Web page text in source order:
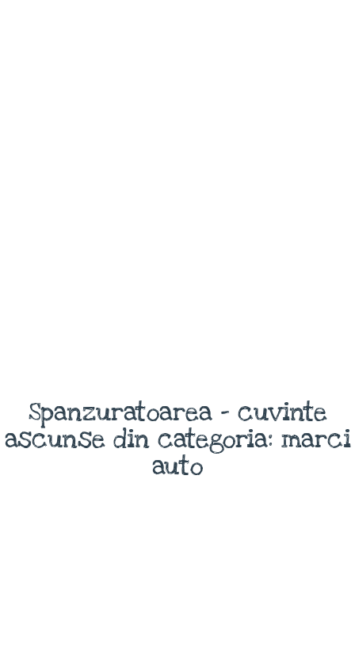
Spanzuratoarea - cuvinte
ascunse din categoria: marci
auto